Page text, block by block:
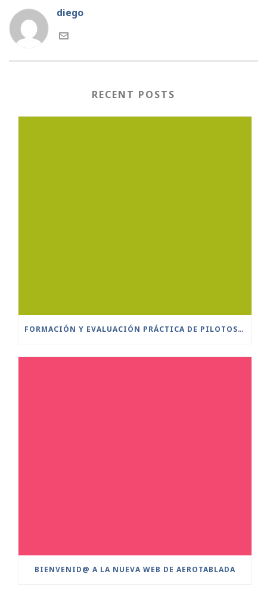
diego
RECENT POSTS
FORMACIÓN Y EVALUACIÓN PRÁCTICA DE PILOTOS A DISTANCIA ESCENARIOS ESTÁNDAR
BIENVENID@ A LA NUEVA WEB DE AEROTABLADA